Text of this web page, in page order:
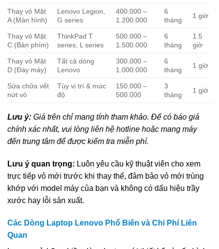
Thay vỏ Mặt
A (Màn hình)
Lenovo Legion,
G series
400.000 –
1.200.000
6
tháng
1 giờ
Thay vỏ Mặt
C (Bàn phím)
ThinkPad T
series, L series
500.000 –
1.500.000
6
tháng
1.5
giờ
Thay vỏ Mặt
D (Đáy máy)
Tất cả dòng
Lenovo
300.000 –
1.000.000
6
tháng
1 giờ
Sửa chữa vết
nứt vỏ
Tùy vị trí & mức
độ
150.000 –
500.000
3
tháng
1 giờ
Lưu ý: Giá trên chỉ mang tính tham khảo. Để có báo giá
chính xác nhất, vui lòng liên hệ hotline hoặc mang máy
đến trung tâm để được kiểm tra miễn phí.
Lưu ý quan trọng: Luôn yêu cầu kỹ thuật viên cho xem
trực tiếp vỏ mới trước khi thay thế, đảm bảo vỏ mới trùng
khớp với model máy của bạn và không có dấu hiệu trầy
xước hay lỗi sản xuất.
Các Dòng Laptop Lenovo Phổ Biến và Chi Phí Liên
Quan